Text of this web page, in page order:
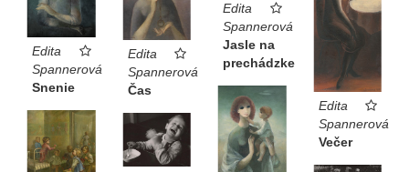
Edita
Spannerová
Snenie
Edita
Spannerová
Čas
Edita
Spannerová
Jasle na
prechádzke
Edita
Spannerová
Večer